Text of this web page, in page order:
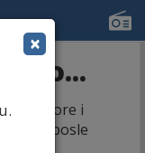
se ore i
posle
×